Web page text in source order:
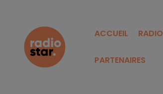
ACCUEIL RADIO
PARTENAIRES